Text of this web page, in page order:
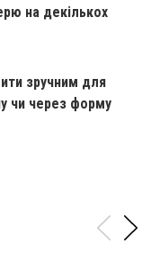
на декількох
зручним для
чи через форму